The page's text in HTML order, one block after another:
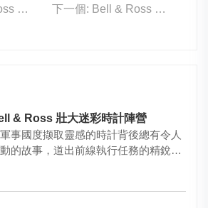
上一個: Bell & Ross BR05C-GN-ST/SST 下一個: Bell & Ross BR03A-CPS-CE/SRB
& Ross 壯大迷彩時計陣營
事國度撷取靈感的時計背後總有令人
的故事，道出前線執行任務的精銳部